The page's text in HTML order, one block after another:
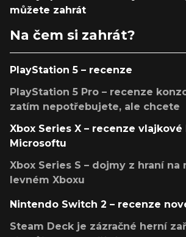
můžete zahrát
Na čem si zahrát?
PlayStation 5 – recenze
PlayStation 5 Pro – recenze
zatím nepotřebujete, ale chcete
Xbox Series X – recenze vlajkové
Microsoftu
Xbox Series S – dojmy z hraní na
levném Xboxu
Nintendo Switch 2 – recenze
Steam Deck je zázračné herní